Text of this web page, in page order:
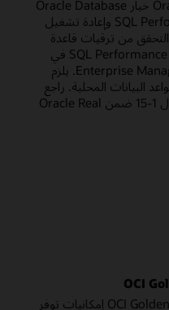
يعد Oracle Real Application Testing خيار Oracle Database
مرخصًا ويتضمن SQL Performance Analyzer وإعادة تشغيل
من ترقيات قاعدة
البيانات وترحيلها. يتم دمج SQL Performance Analyzer في
منضدة عمل ترحيل قاعدة بيانات Enterprise Manager. يلزم
البيانات المحلية. راجع
، القسم 1.4، الجدول 1-15 ضمن Oracle Real
تضيف Oracle GoldenGate وOCI GoldenGate إمكانيات توفر